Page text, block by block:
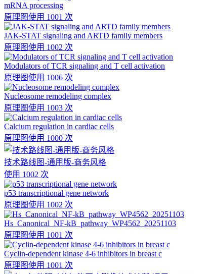
mRNA processing
原理图使用 1001 次
JAK-STAT signaling and ARTD family members
原理图使用 1002 次
Modulators of TCR signaling and T cell activation
原理图使用 1006 次
Nucleosome remodeling complex
原理图使用 1003 次
Calcium regulation in cardiac cells
原理图使用 1000 次
技术路线图-通用版-商务风格
使用 1002 次
p53 transcriptional gene network
原理图使用 1002 次
Hs_Canonical_NF-kB_pathway_WP4562_20251103
原理图使用 1001 次
Cyclin-dependent kinase 4-6 inhibitors in breast c
原理图使用 1001 次